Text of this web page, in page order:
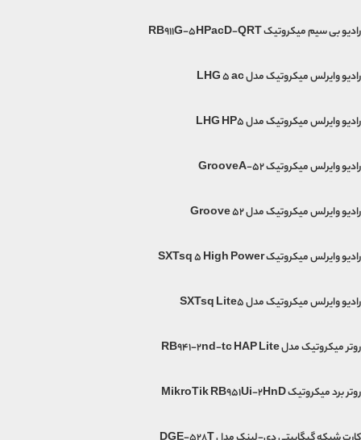
رادیو بی سیم میکروتیک RB911G-5HPacD-QRT
رادیو وایرلس میکروتیک مدل LHG 5 ac
رادیو وایرلس میکروتیک مدل LHG HP5
رادیو وایرلس میکروتیک GrooveA-52
رادیو وایرلس میکروتیک مدل Groove 52
رادیو وایرلس میکروتیک SXTsq 5 High Power
رادیو وایرلس میکروتیک مدل SXTsq Lite5
روتر میکروتیک مدل RB941-2nd-tc HAP Lite
روتر برد میکروتیک MikroTik RB951Ui-2HnD